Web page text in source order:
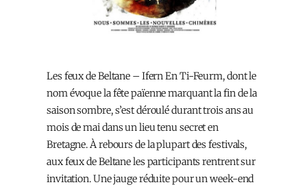
Les feux de Beltane – Ifern En Ti-Feurm, dont le
nom évoque la fête païenne marquant la fin de la
saison sombre, s’est déroulé durant trois ans au
mois de mai dans un lieu tenu secret en
Bretagne. À rebours de la plupart des festivals,
aux feux de Beltane les participants rentrent sur
invitation. Une jauge réduite pour un week-end